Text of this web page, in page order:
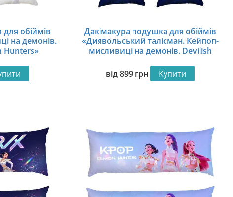
обіймів
на демонів.
Hunters»
Дакімакура подушка для обіймів
«Диявольський талісман. Кейпоп-
мисливиці на демонів. Devilish
від899 грн Купити